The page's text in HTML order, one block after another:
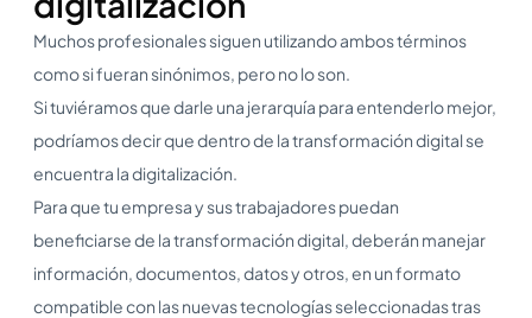
Muchos profesionales siguen utilizando ambos términos
como si fueran sinónimos, pero no lo son.
Si tuviéramos que darle una jerarquía para entenderlo mejor,
podríamos decir que dentro de la transformación digital se
encuentra la digitalización.
Para que tu empresa y sus trabajadores puedan
beneficiarse de la transformación digital, deberán manejar
información, documentos, datos y otros, en un formato
compatible con las nuevas tecnologías seleccionadas tras